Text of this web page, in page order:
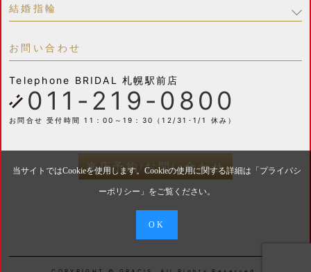
結婚指輪
お問い合わせ
Telephone BRIDAL 札幌駅前店
011-219-0800
お問合せ 受付時間 11：00～19：30（12/31･1/1 休み）
来店予約/お問い合わせ
当サイトではCookieを使用します。Cookieの使用に関する詳細は「 プライバシ
ーポリシー 」をご覧ください。
OK